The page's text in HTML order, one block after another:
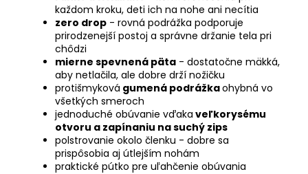
každom kroku, deti ich na nohe ani necítia
zero drop - rovná podrážka podporuje
prirodzenejší postoj a správne držanie tela pri
chôdzi
mierne spevnená päta - dostatočne mäkká,
aby netlačila, ale dobre drží nožičku
protišmyková gumená podrážkaohybná vo
všetkých smeroch
jednoduché obúvanie vďaka veľkorysému
otvoru a zapínaniu na suchý zips
polstrovanie okolo členku - dobre sa
prispôsobia aj útlejším nohám
praktické pútko pre uľahčenie obúvania